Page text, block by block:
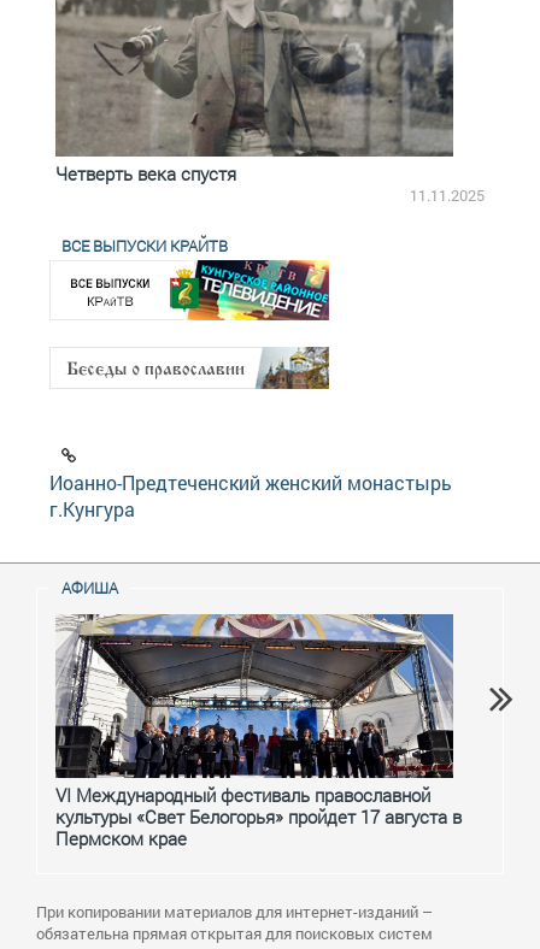
Четверть века спустя
11.11.2025
ВСЕ ВЫПУСКИ КРАЙТВ
Иоанно-Предтеченский женский монастырь
г.Кунгура
АФИША
VI Международный фестиваль православной
культуры «Свет Белогорья» пройдет 17 августа в
Пермском крае
При копировании материалов для интернет-изданий –
обязательна прямая открытая для поисковых систем